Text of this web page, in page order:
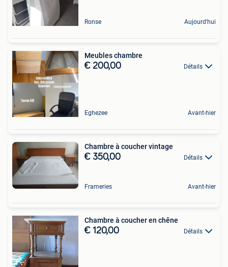
Ronse Aujourd'hui
Meubles chambre
€ 200,00 Détails
Eghezee Avant-hier
Chambre à coucher vintage
€ 350,00 Détails
Frameries Avant-hier
Chambre à coucher en chêne
€ 120,00 Détails